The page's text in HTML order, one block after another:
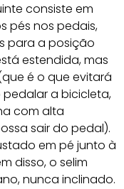
consiste em
pés nos pedais,
para a posição
estendida, mas
é o que evitará
a bicicleta,
com alta
sair do pedal).
em pé junto à
disso, o selim
nunca inclinado.